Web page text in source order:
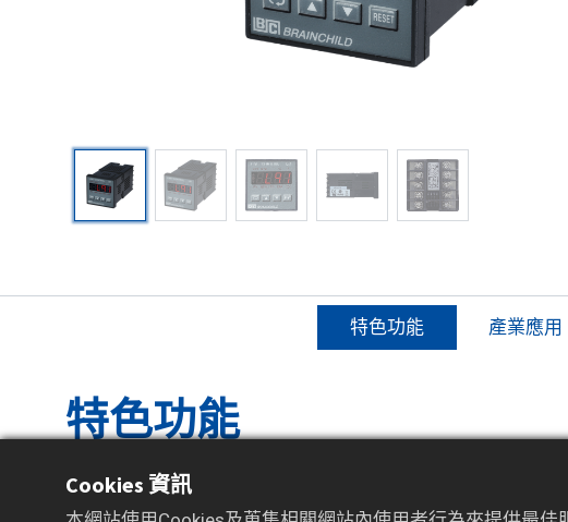
特色功能​ 產業應用
特色功能
1/16 DIN 面板安裝，小巧節省空間
4 位數 LED 顯示，附狀態標示圖示
Cookies 資訊